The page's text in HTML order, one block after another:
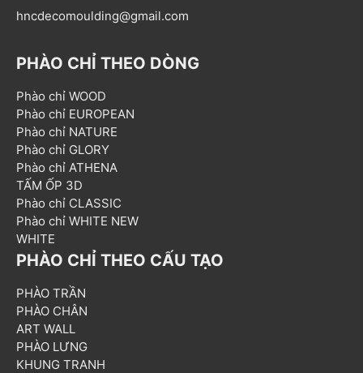
hncdecomoulding@gmail.com
PHÀO CHỈ THEO DÒNG
Phào chỉ WOOD
Phào chỉ EUROPEAN
Phào chỉ NATURE
Phào chỉ GLORY
Phào chỉ ATHENA
TẤM ỐP 3D
Phào chỉ CLASSIC
Phào chỉ WHITE NEW
WHITE
PHÀO CHỈ THEO CẤU TẠO
PHÀO TRẦN
PHÀO CHÂN
ART WALL
PHÀO LƯNG
KHUNG TRANH